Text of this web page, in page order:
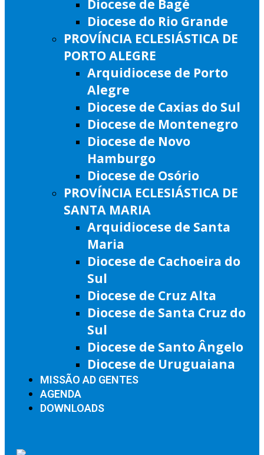
Diocese de Bagé
Diocese do Rio Grande
PROVÍNCIA ECLESIÁSTICA DE
PORTO ALEGRE
Arquidiocese de Porto
Alegre
Diocese de Caxias do Sul
Diocese de Montenegro
Diocese de Novo
Hamburgo
Diocese de Osório
PROVÍNCIA ECLESIÁSTICA DE
SANTA MARIA
Arquidiocese de Santa
Maria
Diocese de Cachoeira do
Sul
Diocese de Cruz Alta
Diocese de Santa Cruz do
Sul
Diocese de Santo Ângelo
Diocese de Uruguaiana
MISSÃO AD GENTES
AGENDA
DOWNLOADS